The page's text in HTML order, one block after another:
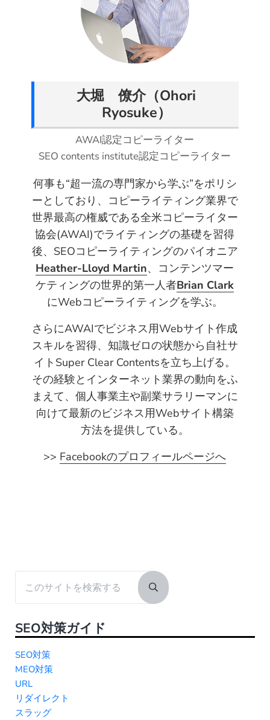
F
a
c
e
o
o
P
i
n
t
e
r
e
s
t
L
i
n
k
d
I
n
R
e
t
大堀 僚介（Ohori
Ryosuke）
AWAI認定コピーライター
SEO contents institute認定コピーライター
何事も“超一流の専門家から学ぶ”をポリシ
ーとしており、コピーライティング業界で
世界最高の権威である全米コピーライター
協会(AWAI)でライティングの基礎を習得
後、SEOコピーライティングのパイオニア
Heather-Lloyd Martin、コンテンツマー
ケティングの世界的第一人者Brian Clark
にWebコピーライティングを学ぶ。
さらにAWAIでビジネス用Webサイト作成
スキルを習得、知識ゼロの状態から自社サ
イトSuper Clear Contentsを立ち上げる。
その経験とインターネット業界の動向をふ
まえて、個人事業主や副業サラリーマンに
向けて最新のビジネス用Webサイト構築
方法を提供している。
>> Facebookのプロフィールページへ
Sidebar
Submit search
SEO対策ガイド
SEO対策
MEO対策
URL
リダイレクト
スラッグ